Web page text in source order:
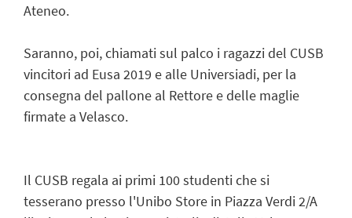
Ateneo.
Saranno, poi, chiamati sul palco i ragazzi del CUSB
vincitori ad Eusa 2019 e alle Universiadi, per la
consegna del pallone al Rettore e delle maglie
firmate a Velasco.
Il CUSB regala ai primi 100 studenti che si
tesserano presso l'Unibo Store in Piazza Verdi 2/A